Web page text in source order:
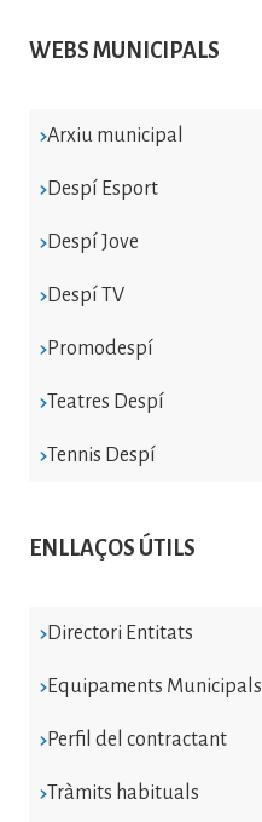
WEBS MUNICIPALS
Arxiu municipal
Despí Esport
Despí Jove
Despí TV
Promodespí
Teatres Despí
Tennis Despí
ENLLAÇOS ÚTILS
Directori Entitats
Equipaments Municipals
Perfil del contractant
Tràmits habituals